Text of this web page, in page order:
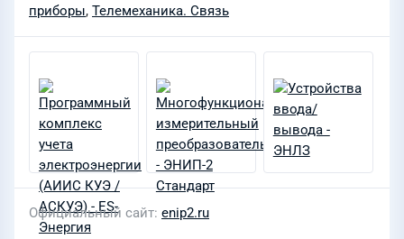
приборы, Телемеханика. Связь
Официальный сайт enip2.ru